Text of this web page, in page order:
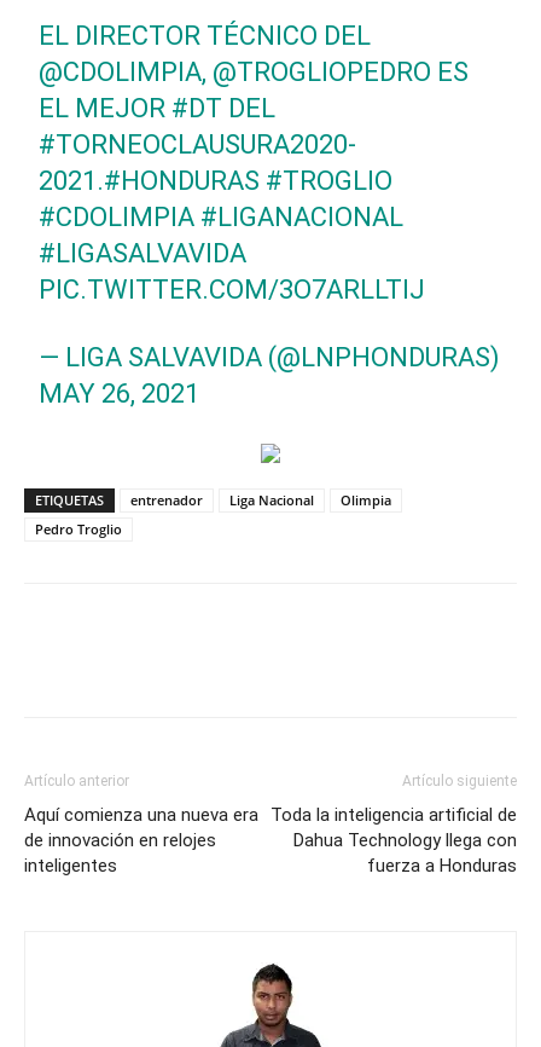
EL DIRECTOR TÉCNICO DEL
@CDOLIMPIA, @TROGLIOPEDRO ES
EL MEJOR #DT DEL
#TORNEOCLAUSURA2020-
2021.#HONDURAS #TROGLIO
#CDOLIMPIA #LIGANACIONAL
#LIGASALVAVIDA
PIC.TWITTER.COM/3O7ARLLTIJ
— LIGA SALVAVIDA (@LNPHONDURAS)
MAY 26, 2021
ETIQUETAS entrenador Liga Nacional
Olimpia
Pedro Troglio
Artículo anterior
Aquí comienza una nueva era
de innovación en relojes
inteligentes
Artículo siguiente
Toda la inteligencia artificial de
Dahua Technology llega con
fuerza a Honduras